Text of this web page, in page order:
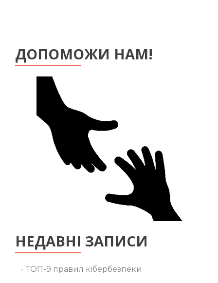
ДОПОМОЖИ НАМ!
НЕДАВНІ ЗАПИСИ
ТОП-9 правил кібербезпеки